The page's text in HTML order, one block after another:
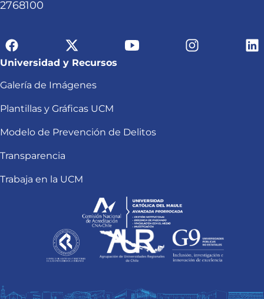
2768100
Universidad y Recursos
Galería de Imágenes
Plantillas y Gráficas UCM
Modelo de Prevención de Delitos
Transparencia
Trabaja en la UCM